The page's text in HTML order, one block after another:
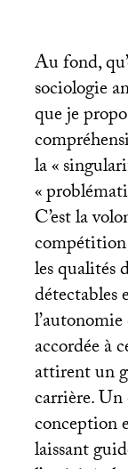
Au fond,
sociologie
que je
la «
«
C’est la
compétition
les qualités
détectables
accordée à
attirent un
carrière.
conception
laissant